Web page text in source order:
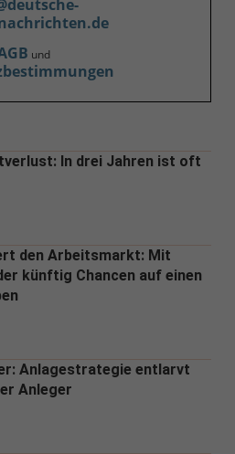
und
In drei Jahren ist oft
den Arbeitsmarkt: Mit
künftig Chancen auf einen
Anlagestrategie entlarvt
Anleger